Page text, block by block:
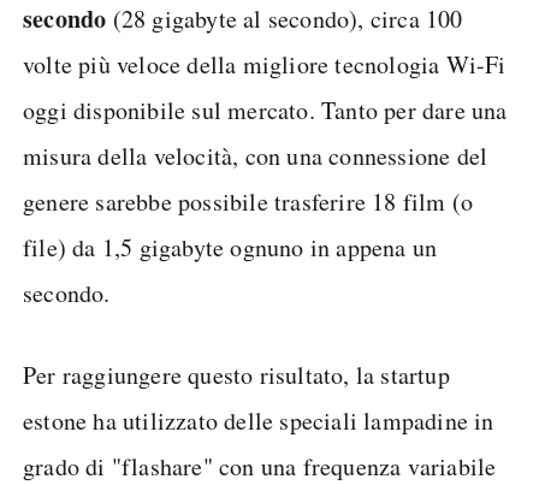
secondo (28 gigabyte al secondo), circa 100
volte più veloce della migliore tecnologia Wi-Fi
oggi disponibile sul mercato. Tanto per dare una
misura della velocità, con una connessione del
genere sarebbe possibile trasferire 18 film (o
file) da 1,5 gigabyte ognuno in appena un
secondo.
Per raggiungere questo risultato, la startup
estone ha utilizzato delle speciali lampadine in
grado di "flashare" con una frequenza variabile